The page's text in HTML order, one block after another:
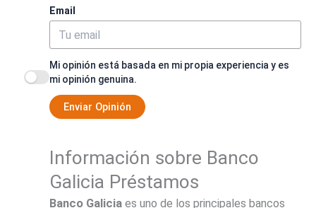
Email
Mi opinión está basada en mi propia experiencia y es
mi opinión genuina.
Enviar Opinión
Información sobre Banco
Galicia Préstamos
Banco Galicia es uno de los principales bancos